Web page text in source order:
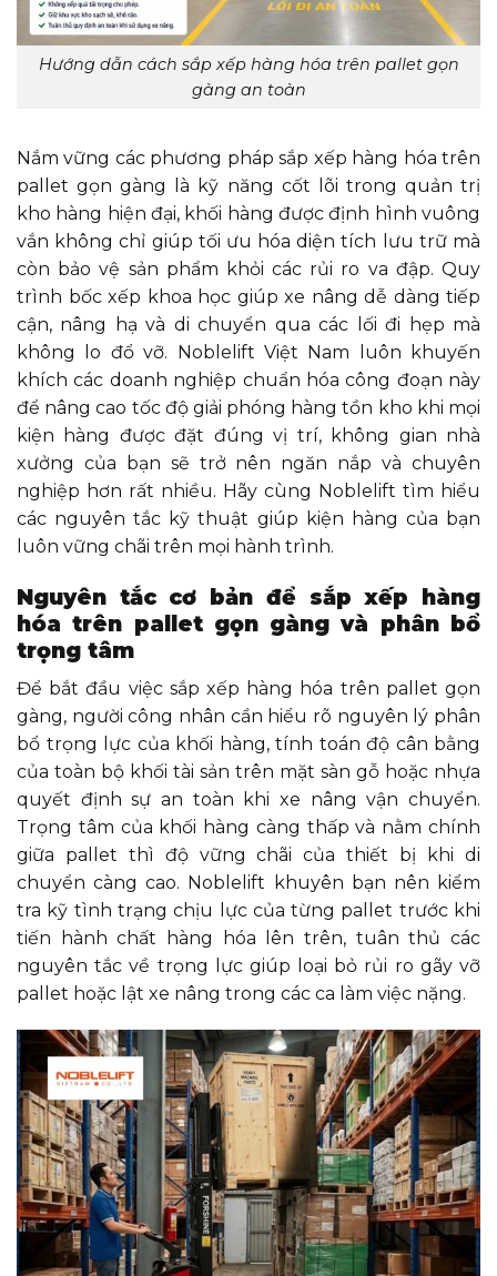
Hướng dẫn cách sắp xếp hàng hóa trên pallet gọn
gàng an toàn
Nắm vững các phương pháp sắp xếp hàng hóa trên
pallet gọn gàng là kỹ năng cốt lõi trong quản trị
kho hàng hiện đại, khối hàng được định hình vuông
vắn không chỉ giúp tối ưu hóa diện tích lưu trữ mà
còn bảo vệ sản phẩm khỏi các rủi ro va đập. Quy
trình bốc xếp khoa học giúp xe nâng dễ dàng tiếp
cận, nâng hạ và di chuyển qua các lối đi hẹp mà
không lo đổ vỡ. Noblelift Việt Nam luôn khuyến
khích các doanh nghiệp chuẩn hóa công đoạn này
để nâng cao tốc độ giải phóng hàng tồn kho khi mọi
kiện hàng được đặt đúng vị trí, không gian nhà
xưởng của bạn sẽ trở nên ngăn nắp và chuyên
nghiệp hơn rất nhiều. Hãy cùng Noblelift tìm hiểu
các nguyên tắc kỹ thuật giúp kiện hàng của bạn
luôn vững chãi trên mọi hành trình.
Nguyên tắc cơ bản để sắp xếp hàng
hóa trên pallet gọn gàng và phân bổ
trọng tâm
Để bắt đầu việc sắp xếp hàng hóa trên pallet gọn
gàng, người công nhân cần hiểu rõ nguyên lý phân
bổ trọng lực của khối hàng, tính toán độ cân bằng
của toàn bộ khối tài sản trên mặt sàn gỗ hoặc nhựa
quyết định sự an toàn khi xe nâng vận chuyển.
Trọng tâm của khối hàng càng thấp và nằm chính
giữa pallet thì độ vững chãi của thiết bị khi di
chuyển càng cao. Noblelift khuyên bạn nên kiểm
tra kỹ tình trạng chịu lực của từng pallet trước khi
tiến hành chất hàng hóa lên trên, tuân thủ các
nguyên tắc về trọng lực giúp loại bỏ rủi ro gãy vỡ
pallet hoặc lật xe nâng trong các ca làm việc nặng.